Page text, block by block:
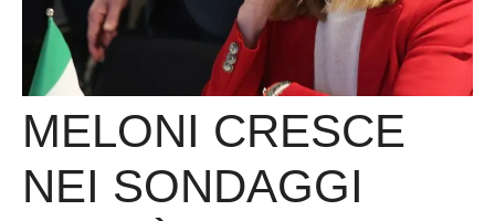
MELONI CRESCE
NEI SONDAGGI